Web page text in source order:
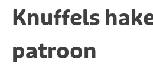
Knuffels
patroon